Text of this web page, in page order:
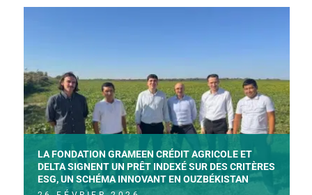
LA FONDATION GRAMEEN CRÉDIT AGRICOLE ET
DELTA SIGNENT UN PRÊT INDEXÉ SUR DES CRITÈRES
ESG, UN SCHÉMA INNOVANT EN OUZBÉKISTAN